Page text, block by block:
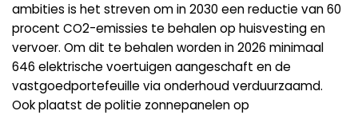
ambities is het streven om in 2030 een reductie van 60
procent CO2-emissies te behalen op huisvesting en
vervoer. Om dit te behalen worden in 2026 minimaal
646 elektrische voertuigen aangeschaft en de
vastgoedportefeuille via onderhoud verduurzaamd.
Ook plaatst de politie zonnepanelen op